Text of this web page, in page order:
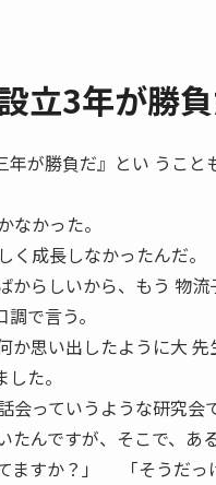
立3年が勝
年が勝負だ』とい うこ
なかった。
く成長しなかったんだ。
からしいから、もう 物
で言う。
か思い出したように大 先
た。
会っていうような研究会
たんですが、そこで、
すか？」 「そうだっ